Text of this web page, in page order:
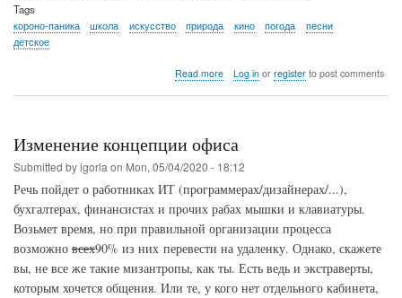
Tags
короно-паника
школа искусство природа кино погода
песни
детское
Read moreabout
Log inor registerto post comments
Изменение концепции офиса
Submitted byigorla on Mon, 05/04/2020 - 18:12
Речь пойдет о работниках ИТ (программерах/дизайнерах/...),
бухгалтерах, финансистах и прочих рабах мышки и клавиатуры.
Возьмет время, но при правильной организации процесса
возможно всех90% из них перевести на удаленку. Однако, скажете
вы, не все же такие мизантропы, как ты. Есть ведь и экстраверты,
которым хочется общения. Или те, у кого нет отдельного кабинета,